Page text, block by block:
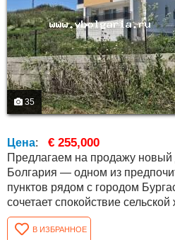
35
Цена: € 255,000
Предлагаем на продажу новый дом в селе
Болгария — одном из предпочитаемых населённых
пунктов рядом с городом
сочетает спокойствие
доступом к городу, аэропорту
моря. Дом находится всего примерно в 10 км от БургасаВ ИЗБРАННОЕ